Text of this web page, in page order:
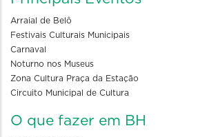
Arraial de Belô
Festivais Culturais Municipais
Carnaval
Noturno nos Museus
Zona Cultura Praça da Estação
Circuito Municipal de Cultura
O que fazer em BH